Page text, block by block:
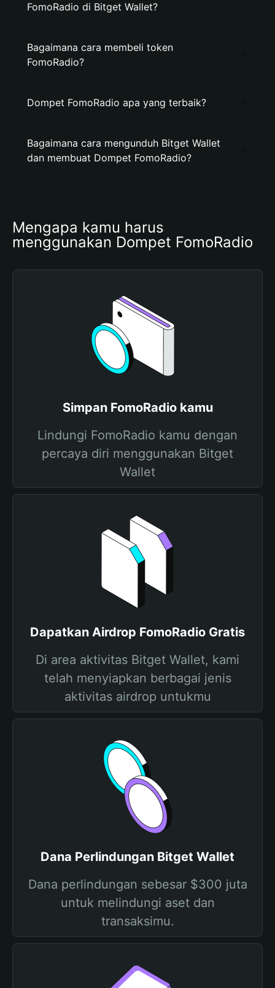
FomoRadio di Bitget Wallet?
Bagaimana cara membeli token
FomoRadio?
Dompet FomoRadio apa yang terbaik?
Bagaimana cara mengunduh Bitget Wallet
dan membuat Dompet FomoRadio?
Mengapa kamu harus
menggunakan Dompet FomoRadio
Simpan FomoRadio kamu
Lindungi FomoRadio kamu dengan
percaya diri menggunakan Bitget
Wallet
Dapatkan Airdrop FomoRadio Gratis
Di area aktivitas Bitget Wallet, kami
telah menyiapkan berbagai jenis
aktivitas airdrop untukmu
Dana Perlindungan Bitget Wallet
Dana perlindungan sebesar $300 juta
untuk melindungi aset dan
transaksimu.